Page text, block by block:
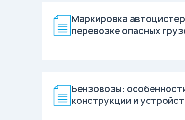
Маркировка
перевозке опасных
Бензовозы:
конструкции и